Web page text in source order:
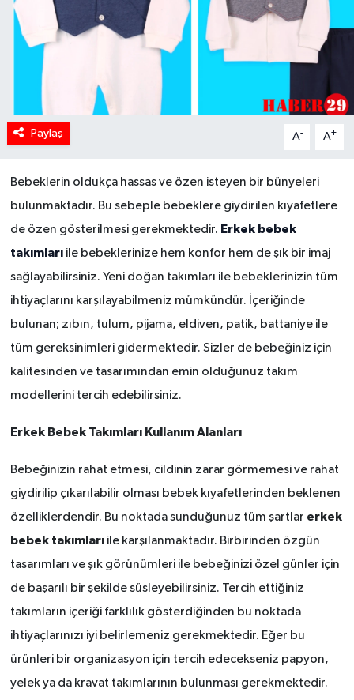
Paylaş A- A+
Bebeklerin oldukça hassas ve özen isteyen bir bünyeleri
bulunmaktadır. Bu sebeple bebeklere giydirilen kıyafetlere
de özen gösterilmesi gerekmektedir. Erkek bebek
takımlarıile bebeklerinize hem konfor hem de şık bir imaj
sağlayabilirsiniz. Yeni doğan takımları ile bebeklerinizin tüm
ihtiyaçlarını karşılayabilmeniz mümkündür. İçeriğinde
bulunan; zıbın, tulum, pijama, eldiven, patik, battaniye ile
tüm gereksinimleri gidermektedir. Sizler de bebeğiniz için
kalitesinden ve tasarımından emin olduğunuz takım
modellerini tercih edebilirsiniz.
Erkek Bebek Takımları Kullanım Alanları
Bebeğinizin rahat etmesi, cildinin zarar görmemesi ve rahat
giydirilip çıkarılabilir olması bebek kıyafetlerinden beklenen
özelliklerdendir. Bu noktada sunduğunuz tüm şartlar erkek
bebek takımlarıile karşılanmaktadır. Birbirinden özgün
tasarımları ve şık görünümleri ile bebeğinizi özel günler için
de başarılı bir şekilde süsleyebilirsiniz. Tercih ettiğiniz
takımların içeriği farklılık gösterdiğinden bu noktada
ihtiyaçlarınızı iyi belirlemeniz gerekmektedir. Eğer bu
ürünleri bir organizasyon için tercih edecekseniz papyon,
yelek ya da kravat takımlarının bulunması gerekmektedir.